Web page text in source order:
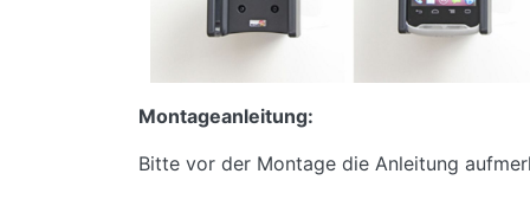
Montageanleitung:
Bitte vor der Montage die Anleitung